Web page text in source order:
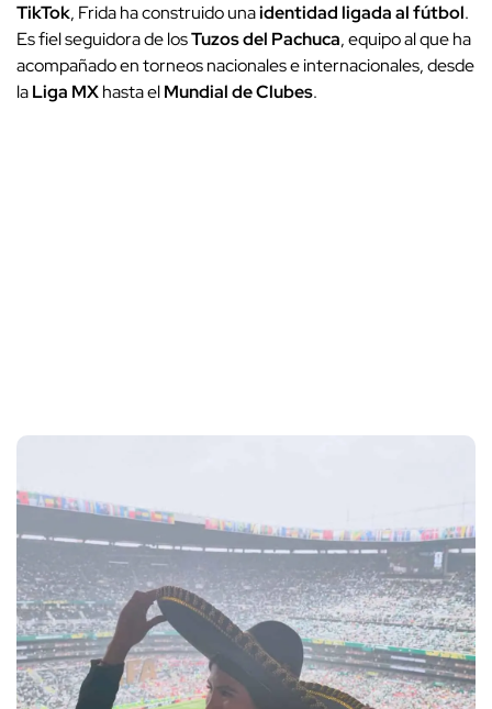
TikTok, Frida ha construido unaidentidad ligada al fútbol.
Es fiel seguidora de losTuzos del Pachuca, equipo al que ha
acompañado en torneos nacionales e internacionales, desde
laLiga MXhasta elMundial de Clubes.